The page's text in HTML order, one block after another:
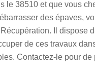
le 38510 et que vous
des épaves,
Il dispose
de ces travaux
Contactez-le pour de